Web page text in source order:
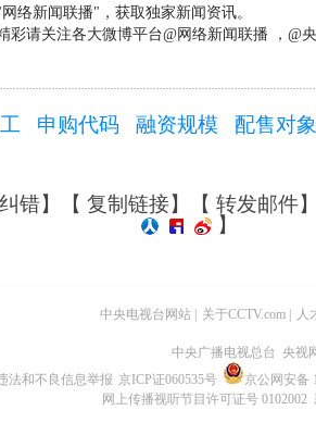
络新闻联播"，获取独家新闻资讯。
彩请关注各大微博平台@网络新闻联播 ，@
申购代码 融资规模
配售对
错】【 复制链接】【 转发邮件
】
中央电视台网站 关于CCTV.com 人
中央广播电视总台 央视
法和不良信息举报 京ICP证060535号
京公网安备
网上传播视听节目许可证号 0102002